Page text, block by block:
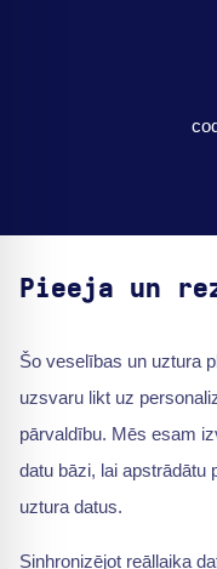
Pieeja un
Šo veselības un uztura
uzsvaru likt uz
pārvaldību. Mēs esam
datu bāzi, lai apstrādātu
uztura datus.
Sinhronizējot reāllaika